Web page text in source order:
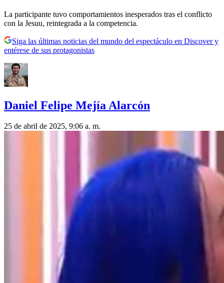
La participante tuvo comportamientos inesperados tras el conflicto
con la Jesuu, reintegrada a la competencia.
Siga las últimas noticias del mundo del espectáculo en Discover y
entérese de sus protagonistas
Daniel Felipe Mejía Alarcón
25 de abril de 2025, 9:06 a. m.